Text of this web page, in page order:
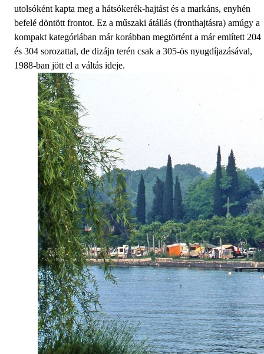
utolsóként kapta meg a hátsókerék-hajtást és a markáns, enyhén
befelé döntött frontot. Ez a műszaki átállás (fronthajtásra) amúgy a
kompakt kategóriában már korábban megtörtént a már említett 204
és 304 sorozattal, de dizájn terén csak a 305-ös nyugdíjazásával,
1988-ban jött el a váltás ideje.